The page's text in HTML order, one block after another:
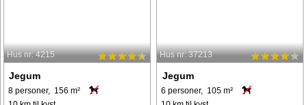
Hus nr: 4215
Jegum
8 personer, 156 m²
Hus nr: 37213
Jegum
6 personer, 105 m²